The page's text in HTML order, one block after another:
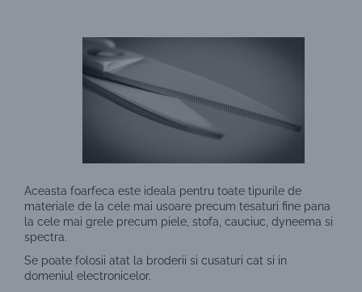
Aceasta foarfeca este ideala pentru toate tipurile de
materiale de la cele mai usoare precum tesaturi fine pana
la cele mai grele precum piele, stofa, cauciuc, dyneema si
spectra.
Se poate folosii atat la broderii si cusaturi cat si in
domeniul electronicelor.